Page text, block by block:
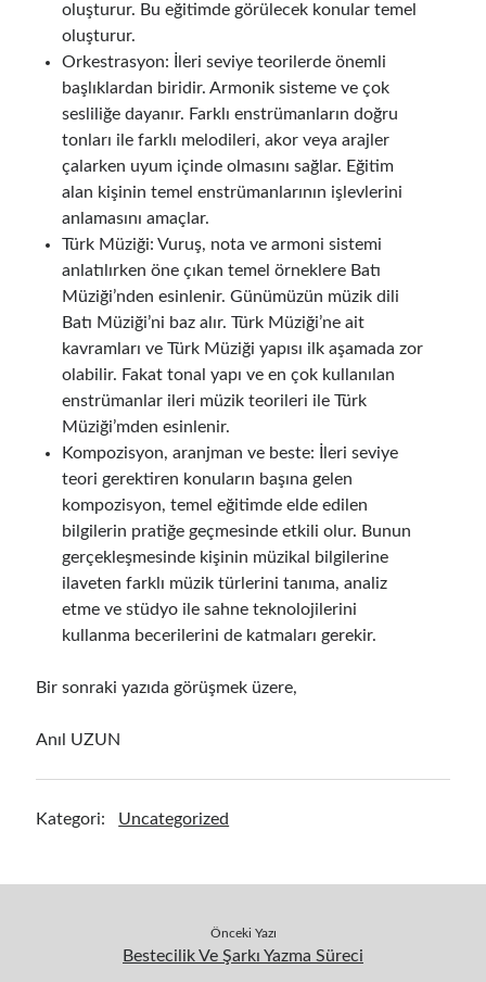
oluşturur. Bu eğitimde görülecek konular temel
oluşturur.
Orkestrasyon: İleri seviye teorilerde önemli
başlıklardan biridir. Armonik sisteme ve çok
sesliliğe dayanır. Farklı enstrümanların doğru
tonları ile farklı melodileri, akor veya arajler
çalarken uyum içinde olmasını sağlar. Eğitim
alan kişinin temel enstrümanlarının işlevlerini
anlamasını amaçlar.
Türk Müziği: Vuruş, nota ve armoni sistemi
anlatılırken öne çıkan temel örneklere Batı
Müziği’nden esinlenir. Günümüzün müzik dili
Batı Müziği’ni baz alır. Türk Müziği’ne ait
kavramları ve Türk Müziği yapısı ilk aşamada zor
olabilir. Fakat tonal yapı ve en çok kullanılan
enstrümanlar ileri müzik teorileri ile Türk
Müziği’mden esinlenir.
Kompozisyon, aranjman ve beste: İleri seviye
teori gerektiren konuların başına gelen
kompozisyon, temel eğitimde elde edilen
bilgilerin pratiğe geçmesinde etkili olur. Bunun
gerçekleşmesinde kişinin müzikal bilgilerine
ilaveten farklı müzik türlerini tanıma, analiz
etme ve stüdyo ile sahne teknolojilerini
kullanma becerilerini de katmaları gerekir.
Bir sonraki yazıda görüşmek üzere,
Anıl UZUN
Kategori: Uncategorized
Önceki Yazı
Bestecilik Ve Şarkı Yazma Süreci